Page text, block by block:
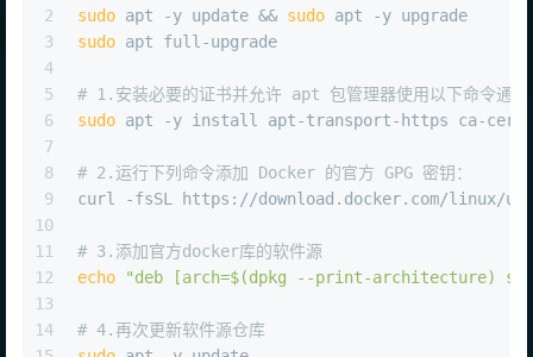
2
3
4
5
6
7
8
9
10
11
12
13
14
sudo apt -y update && sudo apt -y upgrade
sudo apt full-upgrade
# 1.安装必要的证书并允许 apt 包管理器使用以下命令通过
sudo apt -y install apt-transport-https ca-
# 2.运行下列命令添加 Docker 的官方 GPG 密钥：
curl -fsSL https://download.docker.com/linux/
# 3.添加官方docker库的软件源
echo
"deb [arch=$(dpkg --print-architecture)
# 4.再次更新软件源仓库